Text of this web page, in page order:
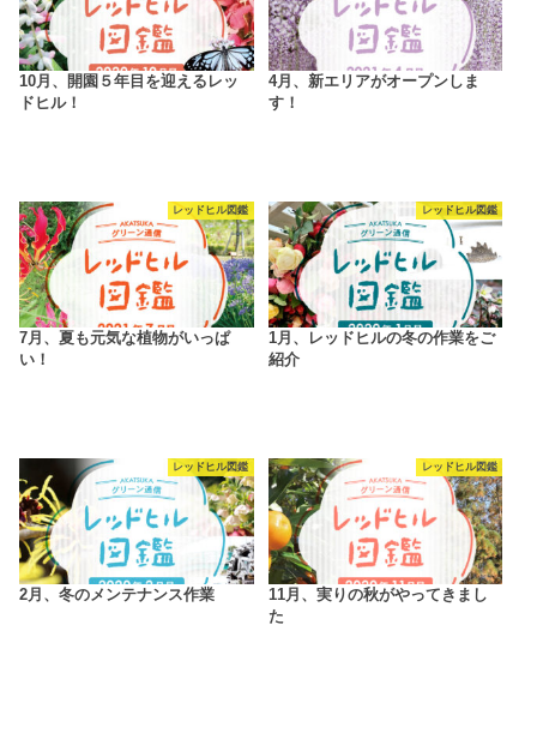
10月、開園５年目を迎えるレッ
ドヒル！
4月、新エリアがオープンしま
す！
レッドヒル図鑑
7月、夏も元気な植物がいっぱ
い！
レッドヒル図鑑
1月、レッドヒルの冬の作業をご
紹介
レッドヒル図鑑
2月、冬のメンテナンス作業
レッドヒル図鑑
11月、実りの秋がやってきまし
た